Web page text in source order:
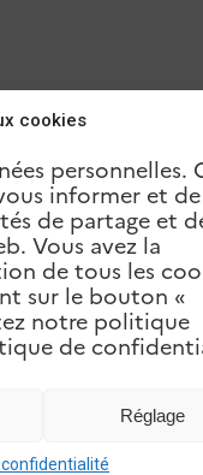
cookies
personnelles.
informer et
de partage et
Vous avez la
de tous les
sur le bouton «
notre politique
de
Réglage
plusieurs
: politique
vos
ne
dans votre